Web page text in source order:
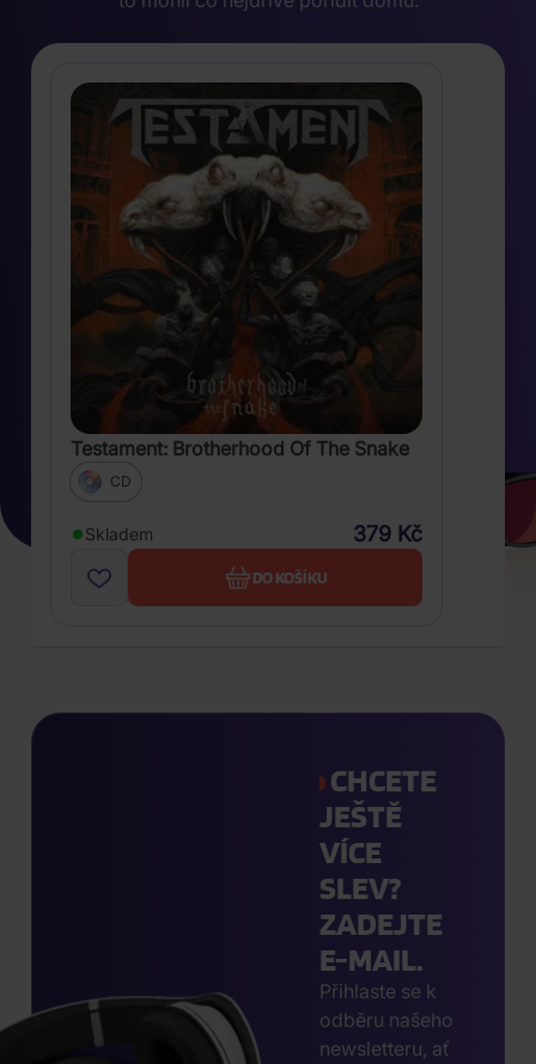
Testament: Brotherhood Of The Snake
CD
Skladem 379 Kč
DO KOŠÍKU
CHCETE
JEŠTĚ
VÍCE
SLEV?
ZADEJTE
E-MAIL.
Přihlaste se k
odběru našeho
newsletteru, ať